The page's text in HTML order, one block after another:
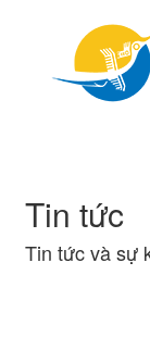
Tin tức
Tin tức và sự